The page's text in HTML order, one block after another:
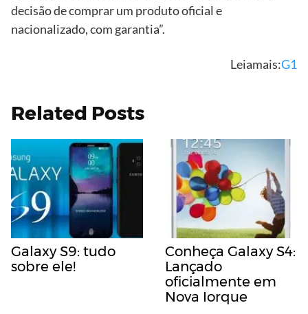
decisão de comprar um produto oficial e
nacionalizado, com garantia”.
Leiamais:G1
Related Posts
Galaxy S9: tudo
sobre ele!
Conheça Galaxy S4:
Lançado
oficialmente em
Nova Iorque